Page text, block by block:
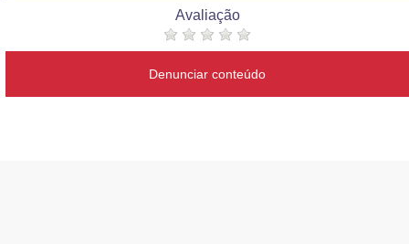
Avaliação
Denunciar conteúdo